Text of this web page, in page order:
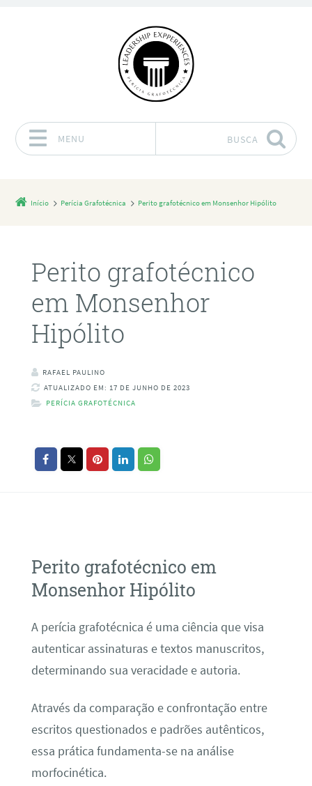
MENU BUSCA
Início Perícia Grafotécnica Perito grafotécnico em Monsenhor Hipólito
Perito grafotécnico
em Monsenhor
Hipólito
RAFAEL PAULINO
ATUALIZADO EM: 17 DE JUNHO DE 2023
PERÍCIA GRAFOTÉCNICA
Perito grafotécnico em
Monsenhor Hipólito
A perícia grafotécnica é uma ciência que visa
autenticar assinaturas e textos manuscritos,
determinando sua veracidade e autoria.
Através da comparação e confrontação entre
escritos questionados e padrões autênticos,
essa prática fundamenta-se na análise
morfocinética.